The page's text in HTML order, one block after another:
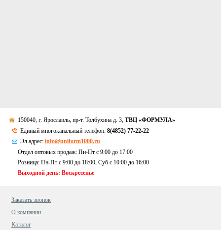
150040, г. Ярославль, пр-т. Толбухина д. 3,ТВЦ «ФОРМУЛА»
Единый многоканальный телефон:8(4852) 77-22-22
Эл.адрес:info@uniform1000.ru
Отдел оптовых продаж: Пн-Пт с 9:00 до 17:00
Розница: Пн-Пт с 9:00 до 18:00, Суб c 10:00 до 16:00
Выходной день: Воскресенье
Заказать звонок
О компании
Каталог